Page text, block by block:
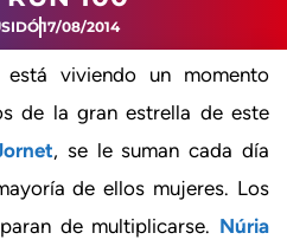
17/08/2014
está viviendo un momento
de la gran estrella de este
, se le suman cada día
de ellos mujeres. Los
de multiplicarse. Núria